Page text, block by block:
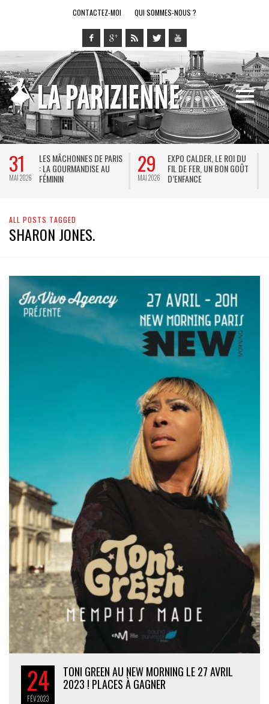
CONTACTEZ-MOI QUI SOMMES-NOUS ?
31
MAI 2026
LES MÂCHONNES DE PARIS
: LA GOURMANDISE AU
FÉMININ
29
MAI 2026
EXPO CALDER, LE ROI DU
FIL DE FER, UN BON GOÛT
D’ENFANCE
ALL POSTS TAGGED
SHARON JONES.
24
FÉV2023
TONI GREEN AU NEW MORNING LE 27 AVRIL
2023 ! PLACES À GAGNER